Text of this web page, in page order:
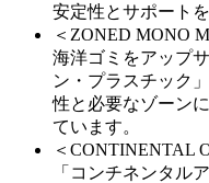
安定性とサポート
＜ZONED MONO
海洋ゴミをアップ
ン・プラスチック
性と必要なゾーン
ています。
＜CONTINENTAL
「コンチネンタル